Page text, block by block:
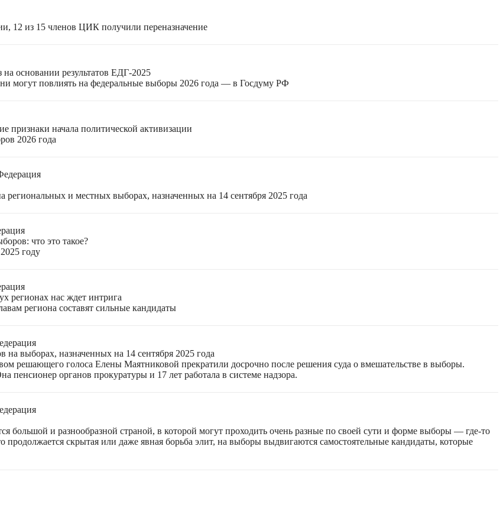
12 из 15 членов ЦИК получили переназначение
основании результатов ЕДГ-2025
могут повлиять на федеральные выборы 2026 года — в Госдуму РФ
признаки начала политической активизации
2026 года
и местных выборах, назначенных на 14 сентября 2025 года
что это такое?
году
регионах нас ждет интрига
региона составят сильные кандидаты
выборах, назначенных на 14 сентября 2025 года
решающего голоса Елены Маятниковой прекратили досрочно после решения суда о вмешательстве в выборы.
органов прокуратуры и 17 лет работала в системе надзора.
большой и разнообразной страной, в которой могут проходить очень разные по своей сути и форме выборы — где-то
продолжается скрытая или даже явная борьба элит, на выборы выдвигаются самостоятельные кандидаты, которые